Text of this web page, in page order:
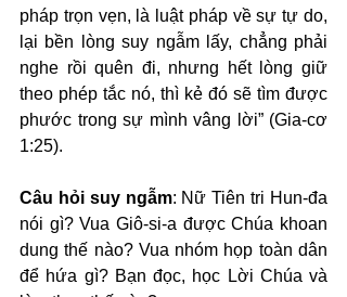
pháp trọn vẹn, là luật pháp về sự tự do,
lại bền lòng suy ngẫm lấy, chẳng phải
nghe rồi quên đi, nhưng hết lòng giữ
theo phép tắc nó, thì kẻ đó sẽ tìm được
phước trong sự mình vâng lời” (Gia-cơ
1:25).
Câu hỏi suy ngẫm: Nữ Tiên tri Hun-đa
nói gì? Vua Giô-si-a được Chúa khoan
dung thế nào? Vua nhóm họp toàn dân
để hứa gì? Bạn đọc, học Lời Chúa và